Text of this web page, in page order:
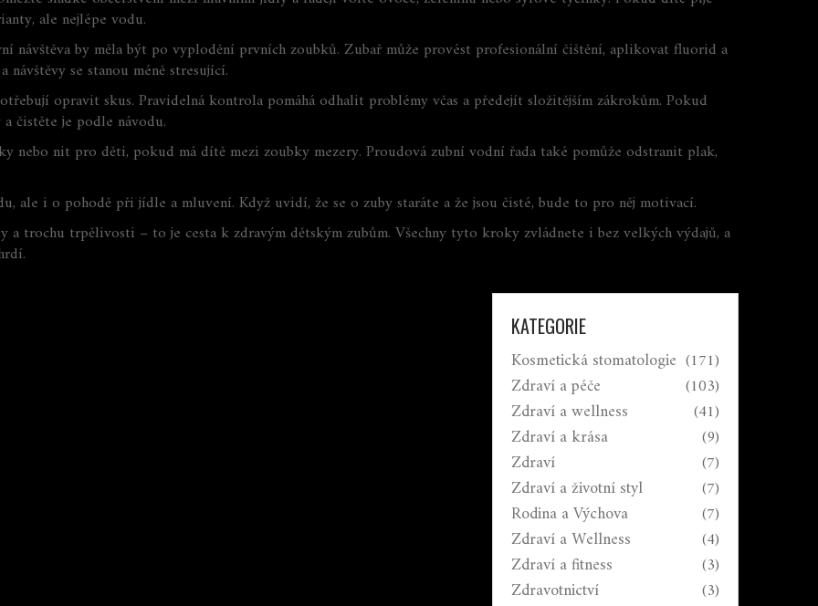
ale nejlépe vodu.
návštěva by měla být po vyplodění prvních zoubků. Zubař může provést profesionální čištění, aplikovat fluorid a
se stanou méně stresující.
opravit skus. Pravidelná kontrola pomáhá odhalit problémy včas a předejít složitějším zákrokům. Pokud
čistěte je podle návodu.
nebo nit pro děti, pokud má dítě mezi zoubky mezery. Proudová zubní vodní řada také pomůže odstranit plak,
ale i o pohodě při jídle a mluvení. Když uvidí, že se o zuby staráte a že jsou čisté, bude to pro něj motivací.
trochu trpělivosti – to je cesta k zdravým dětským zubům. Všechny tyto kroky zvládnete i bez velkých výdajů, a
KATEGORIE
Kosmetická stomatologie (171)
Zdraví a péče (103)
Zdraví a wellness (41)
Zdraví a krása (9)
Zdraví (7)
Zdraví a životní styl (7)
Rodina a Výchova (7)
Zdraví a Wellness (4)
Zdraví a fitness (3)
Zdravotnictví (3)